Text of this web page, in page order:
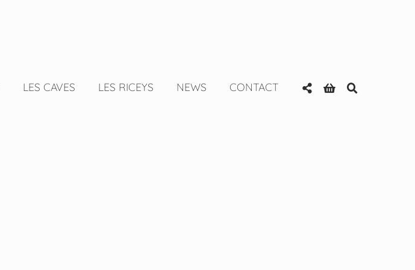
LES CAVES LES RICEYS NEWS CONTACT